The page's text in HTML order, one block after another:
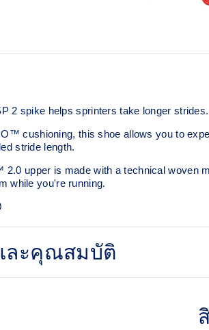
2 spike helps sprinters take longer strides.
cushioning, this shoe allows you to
stride length.
upper is made with a technical woven
while you're running.
ละคุณสมบัติ
to help provide advanced cushioning and